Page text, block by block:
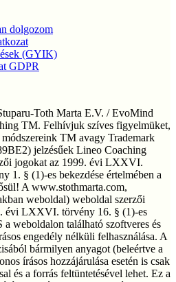
dolgozom
(GYIK)
GDPR
Toth Marta E.V. / EvoMind
TM. Felhívjuk szíves figyelmüket,
TM avagy Trademark
jelzésűek Lineo Coaching
jogokat az 1999. évi LXXVI.
1. § (1)-es bekezdése értelmében a
A www.stothmarta.com,
weboldal) weboldal szerzői
évi LXXVI. törvény 16. § (1)-es
weboldalon található szoftveres és
engedély nélküli felhasználása. A
bármilyen anyagot (beleértve a
írásos hozzájárulása esetén is csak
és a forrás feltüntetésével lehet. Ez a